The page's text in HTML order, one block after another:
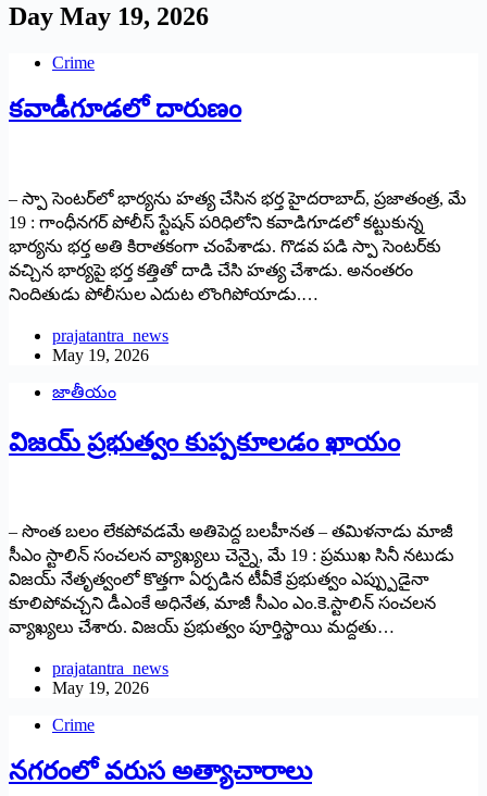
Day May 19, 2026
Crime
కవాడీగూడలో దారుణం
– స్పా సెంటర్‌లో భార్యను హత్య చేసిన భర్త హైదరాబాద్, ప్రజాతంత్ర, మే
19 : గాంధీనగర్ పోలీస్ స్టేషన్ పరిధిలోని కవాడిగూడలో కట్టుకున్న
భార్యను భర్త అతి కిరాతకంగా చంపేశాడు. గొడవ పడి స్పా సెంటర్‌కు
వచ్చిన భార్యపై భర్త కత్తితో దాడి చేసి హత్య చేశాడు. అనంతరం
నిందితుడు పోలీసుల ఎదుట లొంగిపోయాడు.…
prajatantra_news
May 19, 2026
జాతీయం
విజయ్ ప్రభుత్వం కుప్పకూలడం ఖాయం
– సొంత బలం లేకపోవడమే అతిపెద్ద బలహీనత – తమిళనాడు మాజీ
సీఎం స్టాలిన్ సంచలన వ్యాఖ్యలు చెన్నై, మే 19 : ప్రముఖ సినీ నటుడు
విజయ్ నేతృత్వంలో కొత్తగా ఏర్పడిన టీవీకే ప్రభుత్వం ఎప్ప్పుడైనా
కూలిపోవచ్చని డీఎంకే అధినేత, మాజీ సీఎం ఎం.కె.స్టాలిన్ సంచలన
వ్యాఖ్యలు చేశారు. విజయ్ ప్రభుత్వం పూర్తిస్థాయి మద్దతు…
prajatantra_news
May 19, 2026
Crime
నగరంలో వరుస అత్యాచారాలు